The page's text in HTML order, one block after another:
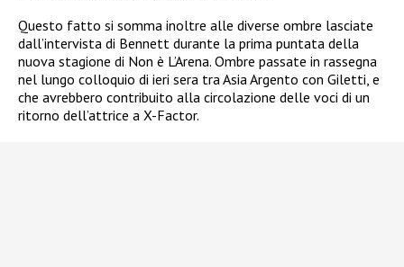
Questo fatto si somma inoltre alle diverse ombre lasciate
dall’intervista di Bennett durante la prima puntata della
nuova stagione di Non è L’Arena. Ombre passate in rassegna
nel lungo colloquio di ieri sera tra Asia Argento con Giletti, e
che avrebbero contribuito alla circolazione delle voci di un
ritorno dell’attrice a X-Factor.